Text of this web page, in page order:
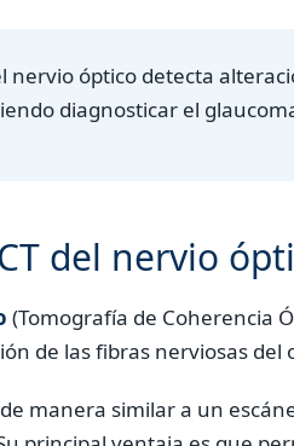
nervio óptico detecta
diagnosticar el
del nervio
(Tomografía de Coherencia
de las fibras nerviosas del
manera similar a un